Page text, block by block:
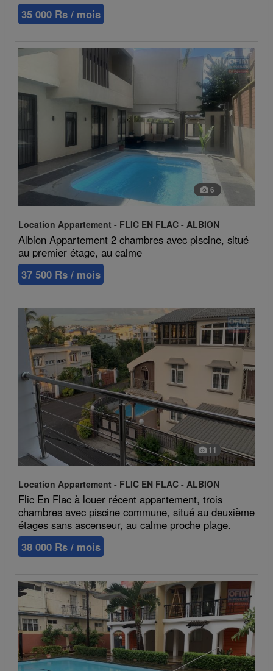
35 000 Rs / mois
6
Location Appartement - FLIC EN FLAC - ALBION
Albion Appartement 2 chambres avec piscine, situé
au premier étage, au calme
37 500 Rs / mois
11
Location Appartement - FLIC EN FLAC - ALBION
Flic En Flac à louer récent appartement, trois
chambres avec piscine commune, situé au deuxième
étages sans ascenseur, au calme proche plage.
38 000 Rs / mois